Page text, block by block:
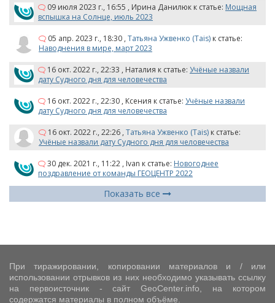
09 июля 2023 г., 16:55 , Ирина Данилюк к статье: Мощная
вспышка на Солнце, июль 2023
05 апр. 2023 г., 18:30 , Татьяна Ужвенко (Tais) к статье:
Наводнения в мире, март 2023
16 окт. 2022 г., 22:33 , Наталия к статье: Учёные назвали
дату Судного дня для человечества
16 окт. 2022 г., 22:30 , Ксения к статье: Учёные назвали
дату Судного дня для человечества
16 окт. 2022 г., 22:26 , Татьяна Ужвенко (Tais) к статье:
Учёные назвали дату Судного дня для человечества
30 дек. 2021 г., 11:22 , Ivan к статье: Новогоднее
поздравление от команды ГЕОЦЕНТР 2022
Показать все
При тиражировании, копировании материалов и / или
использовании отрывков из них необходимо указывать ссылку
на первоисточник - сайт GeoCenter.info, на котором
содержатся материалы в полном объёме.